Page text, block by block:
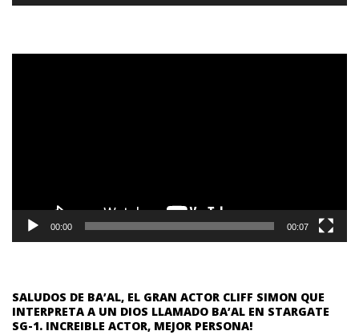
00:00 00:07
SALUDOS DE BA’AL, EL GRAN ACTOR CLIFF SIMON QUE
INTERPRETA A UN DIOS LLAMADO BA’AL EN STARGATE
SG-1. INCREIBLE ACTOR, MEJOR PERSONA!